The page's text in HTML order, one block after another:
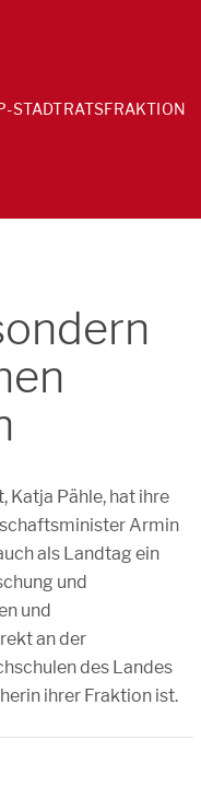
STADTRATSFRAKTION
Katja Pähle, hat ihre
Armin
als Landtag ein
und
und
an der
des Landes
ihrer Fraktion ist.